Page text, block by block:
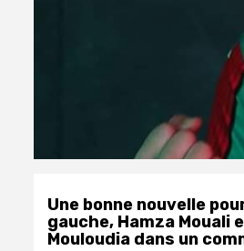
Une bonne nouvelle
gauche, Hamza
Mouloudia dans un